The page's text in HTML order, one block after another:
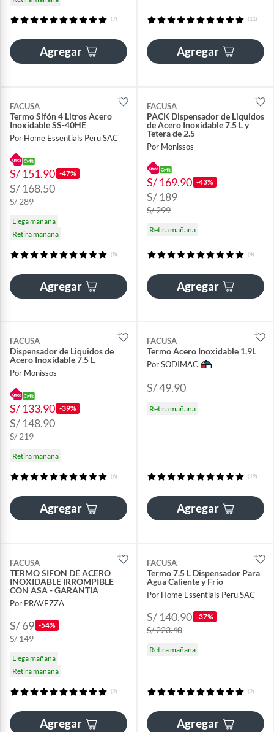
(7)
Agregar
(11)
Agregar
FACUSA
Termo Sifón 4 Litros Acero
Inoxidable SS-40HE
Por Home Essentials Peru SAC
S/ 151.90 -47%
S/ 168.50
S/ 289
Llega mañana
Retira mañana
(8)
Agregar
FACUSA
PACK Dispensador de Liquidos
de Acero Inoxidable 7.5 L y
Tetera de 2.5
Por Monissos
S/ 169.90 -43%
S/ 189
S/ 299
Retira mañana
(4)
Agregar
FACUSA
Dispensador de Liquidos de
Acero Inoxidable 7.5 L
Por Monissos
S/ 133.90 -39%
S/ 148.90
S/ 219
Retira mañana
(6)
Agregar
FACUSA
Termo Acero Inoxidable 1.9L
Por SODIMAC
S/ 49.90
Retira mañana
(19)
Agregar
FACUSA
TERMO SIFON DE ACERO
INOXIDABLE IRROMPIBLE
CON ASA - GARANTIA
Por PRAVEZZA
S/ 69 -54%
S/ 149
Llega mañana
Retira mañana
(2)
Agregar
FACUSA
Termo 7.5 L Dispensador Para
Agua Caliente y Frio
Por Home Essentials Peru SAC
S/ 140.90 -37%
S/ 223.40
Retira mañana
(2)
Agregar